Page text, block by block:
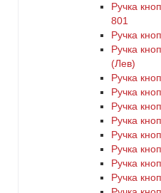
Ручка
801
Ручка
Ручка
(Лев)
Ручка
Ручка
Ручка
Ручка
Ручка
Ручка
Ручка
Ручка